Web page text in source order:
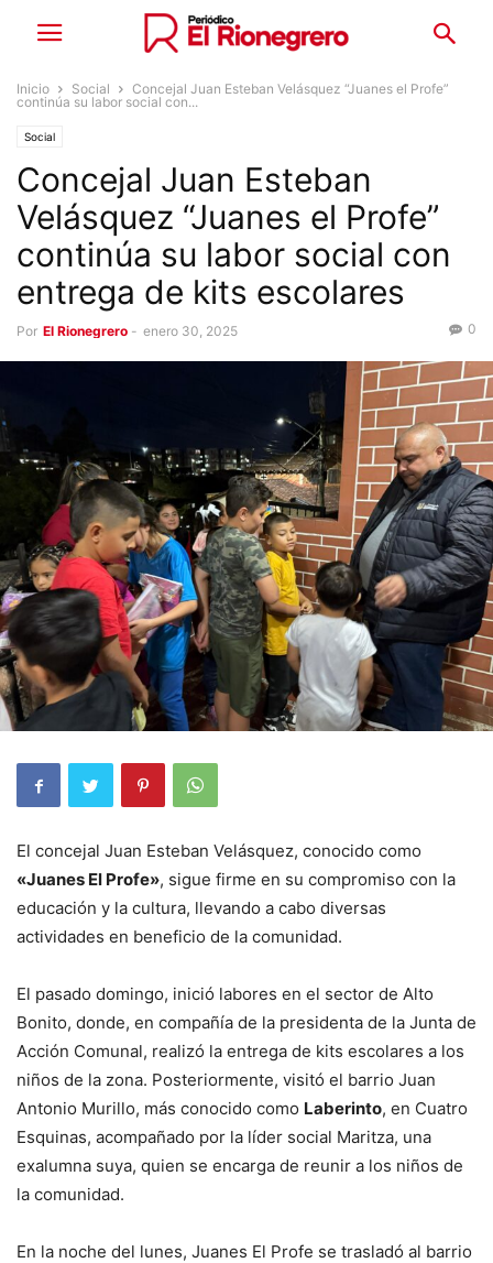
Inicio Social
Concejal Juan Esteban Velásquez “Juanes el Profe”
continúa su labor social con...
Social
Concejal Juan Esteban
Velásquez “Juanes el Profe”
continúa su labor social con
entrega de kits escolares
Por El Rionegrero - enero 30, 2025 0
El concejal Juan Esteban Velásquez, conocido como
«Juanes El Profe», sigue firme en su compromiso con la
educación y la cultura, llevando a cabo diversas
actividades en beneficio de la comunidad.
El pasado domingo, inició labores en el sector de Alto
Bonito, donde, en compañía de la presidenta de la Junta de
Acción Comunal, realizó la entrega de kits escolares a los
niños de la zona. Posteriormente, visitó el barrio Juan
Antonio Murillo, más conocido como Laberinto, en Cuatro
Esquinas, acompañado por la líder social Maritza, una
exalumna suya, quien se encarga de reunir a los niños de
la comunidad.
En la noche del lunes, Juanes El Profe se trasladó al barrio